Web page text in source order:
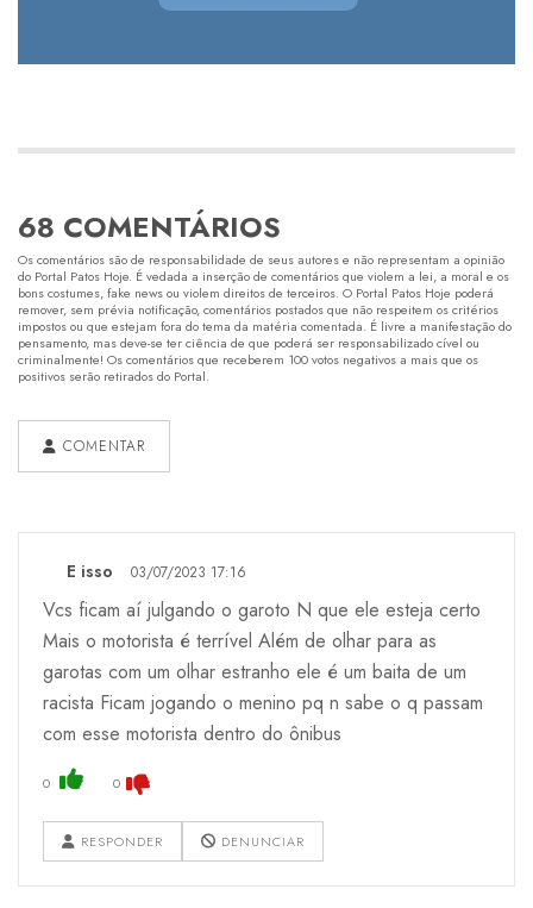
68 COMENTÁRIOS
Os comentários são de responsabilidade de seus autores e não representam a opinião
do Portal Patos Hoje. É vedada a inserção de comentários que violem a lei, a moral e os
bons costumes, fake news ou violem direitos de terceiros. O Portal Patos Hoje poderá
remover, sem prévia notificação, comentários postados que não respeitem os critérios
impostos ou que estejam fora do tema da matéria comentada. É livre a manifestação do
pensamento, mas deve-se ter ciência de que poderá ser responsabilizado cível ou
criminalmente! Os comentários que receberem 100 votos negativos a mais que os
positivos serão retirados do Portal.
COMENTAR
E isso 03/07/2023 17:16
Vcs ficam aí julgando o garoto N que ele esteja certo
Mais o motorista é terrível Além de olhar para as
garotas com um olhar estranho ele é um baita de um
racista Ficam jogando o menino pq n sabe o q passam
com esse motorista dentro do ônibus
0 0
RESPONDER DENUNCIAR